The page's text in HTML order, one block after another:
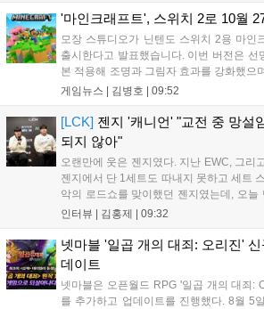
'마인크래프트', 스위치 2로 10월
모장 스튜디오가 닌텐도 스위치 2용 마인
출시한다고 발표했습니다. 이번 버전은 선
본 적용해 조명과 그림자 효과를 강화했으
팩도 업데이트됩니다. 기존 월드 이관이 가
됩니다. 일부 환경에서는 해당 그래픽 옵
다....
게임뉴스 | 김병호 09:52
[LCK] 젠지 '캐니언' "교전 중 망설
되지 않아"
오랜만에 웃은 젠지였다. 지난 EWC, 그리
젠지에서 단 1세트도 따내지 못하고 세트
악의 로드쇼를 맞이했던 젠지였는데, 오늘
로 잡고 오랜만에 승리의 달콤함을 맛봤다
위...
인터뷰 | 김홍제 09:32
넷마블 '일곱 개의 대죄: 오리진'
데이트
넷마블은 오픈월드 RPG '일곱 개의 대죄:
를 추가하고 업데이트를 진행했다. 8월 5